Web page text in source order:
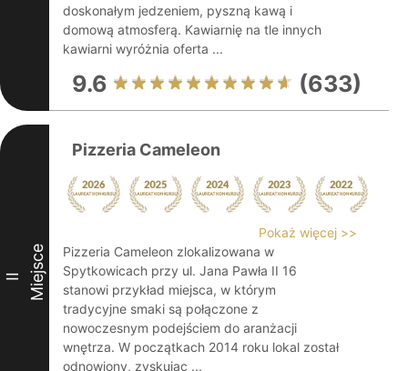
doskonałym jedzeniem, pyszną kawą i
domową atmosferą. Kawiarnię na tle innych
kawiarni wyróżnia oferta ...
9.6 (633)
II Miejsce
Pizzeria Cameleon
Pokaż więcej >>
Pizzeria Cameleon zlokalizowana w
Spytkowicach przy ul. Jana Pawła II 16
stanowi przykład miejsca, w którym
tradycyjne smaki są połączone z
nowoczesnym podejściem do aranżacji
wnętrza. W początkach 2014 roku lokal został
odnowiony, zyskując ...